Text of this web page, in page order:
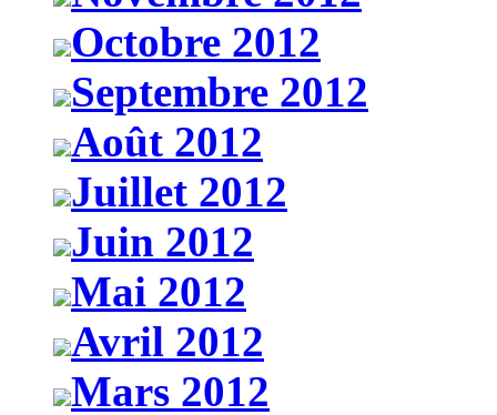
Octobre 2012
Septembre 2012
Août 2012
Juillet 2012
Juin 2012
Mai 2012
Avril 2012
Mars 2012